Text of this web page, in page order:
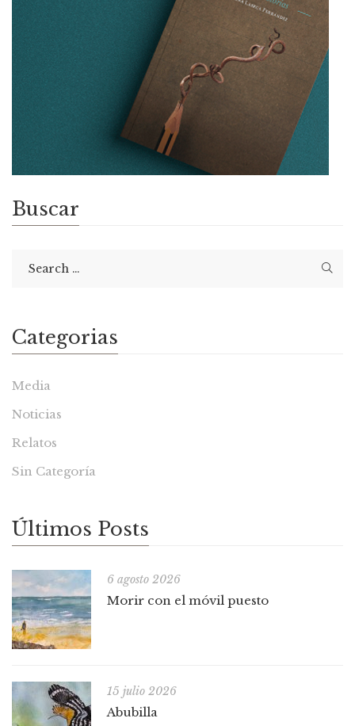
Buscar
Categorias
Media
Noticias
Relatos
Sin Categoría
Últimos Posts
6 agosto 2026
Morir con el móvil puesto
15 julio 2026
Abubilla